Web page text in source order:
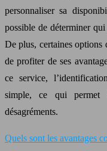
personnaliser sa
possible de déterminer
De plus, certaines options
de profiter de ses
ce service,
simple, ce qui permet
désagréments.
Quels sont les avantages